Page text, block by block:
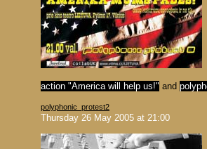
action "America will help us!" and
polyphonic_protest2
Thursday 26 May 2005 at 21:00